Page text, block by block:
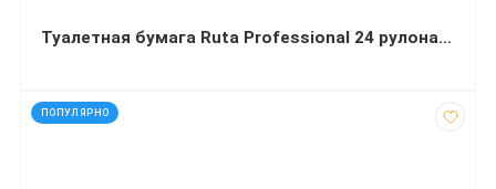
Туалетная бумага Ruta Professional 24 рулона в упаковке
ПОПУЛЯРНО
код: 11941